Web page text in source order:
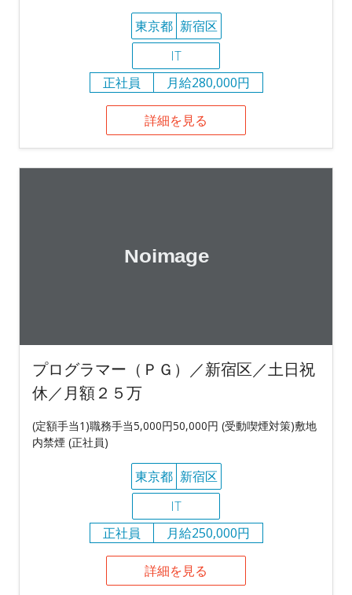
東京都 新宿区
IT
正社員
月給280,000円
詳細を見る
プログラマー（ＰＧ）／新宿区／土日祝
休／月額２５万
(定額手当1)職務手当5,000円50,000円 (受動喫煙対策)敷地
内禁煙 (正社員)
東京都 新宿区
IT
正社員
月給250,000円
詳細を見る